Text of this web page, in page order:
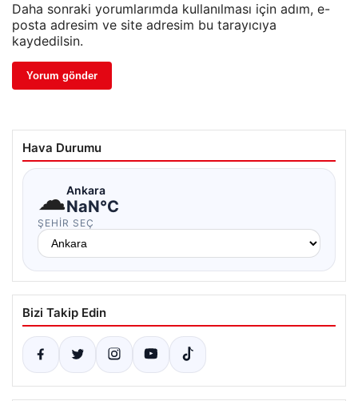
Daha sonraki yorumlarımda kullanılması için adım, e-
posta adresim ve site adresim bu tarayıcıya
kaydedilsin.
Hava Durumu
☁Ankara
NaN°C
ŞEHIR SEÇ
Bizi Takip Edin